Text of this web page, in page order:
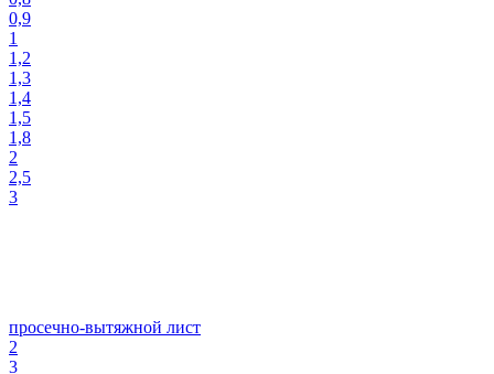
0,9
1
1,2
1,3
1,4
1,5
1,8
2
2,5
3
просечно-вытяжной лист
2
3